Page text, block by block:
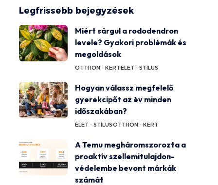
Legfrissebb bejegyzések
Miért sárgul a rododendron
levele? Gyakori problémák és
megoldások
OTTHON - KERTÉLET - STÍLUS
Hogyan válassz megfelelő
gyerekcipőt az év minden
időszakában?
ÉLET - STÍLUSOTTHON - KERT
A Temu megháromszorozta a
proaktív szellemitulajdon-
védelembe bevont márkák
számát